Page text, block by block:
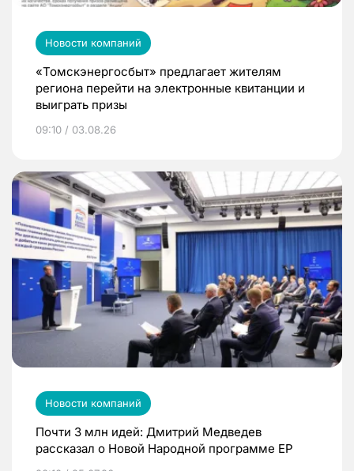
Новости компаний
«Томскэнергосбыт» предлагает жителям
региона перейти на электронные квитанции и
выиграть призы
09:10 / 03.08.26
Новости компаний
Почти 3 млн идей: Дмитрий Медведев
рассказал о Новой Народной программе ЕР